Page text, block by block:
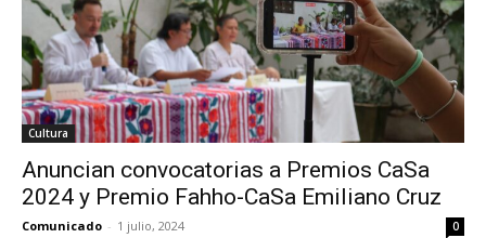
Cultura
Anuncian convocatorias a Premios CaSa
2024 y Premio Fahho-CaSa Emiliano Cruz
Comunicado - 1 julio, 2024 0